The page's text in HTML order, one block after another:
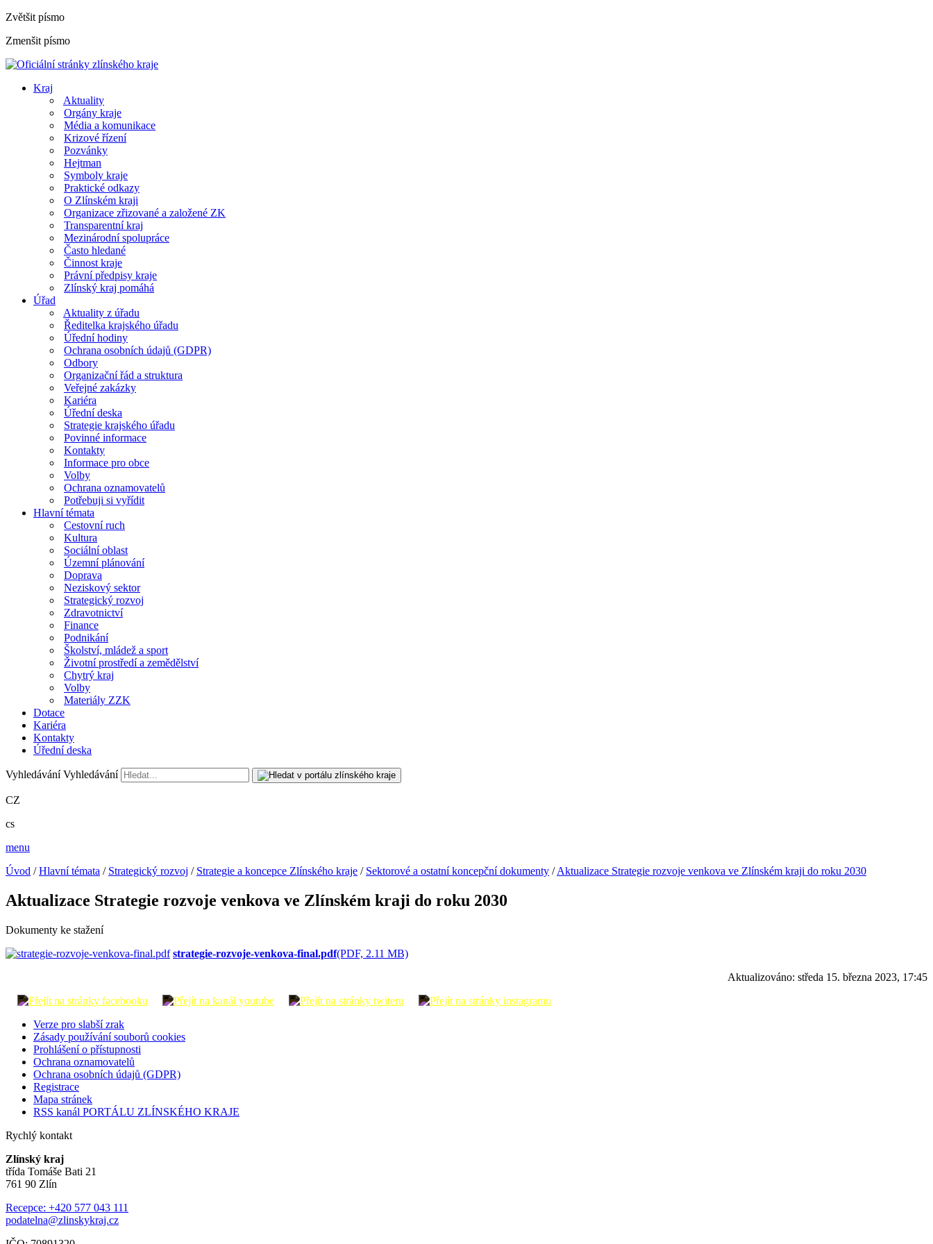
Zvětšit písmo
Zmenšit písmo
Kraj
Aktuality
Orgány kraje
Média a komunikace
Krizové řízení
Pozvánky
Hejtman
Symboly kraje
Praktické odkazy
O Zlínském kraji
Organizace zřizované a založené ZK
Transparentní kraj
Mezinárodní spolupráce
Často hledané
Činnost kraje
Právní předpisy kraje
Zlínský kraj pomáhá
Úřad
Aktuality z úřadu
Ředitelka krajského úřadu
Úřední hodiny
Ochrana osobních údajů (GDPR)
Odbory
Organizační řád a struktura
Veřejné zakázky
Kariéra
Úřední deska
Strategie krajského úřadu
Povinné informace
Kontakty
Informace pro obce
Volby
Ochrana oznamovatelů
Potřebuji si vyřídit
Hlavní témata
Cestovní ruch
Kultura
Sociální oblast
Územní plánování
Doprava
Neziskový sektor
Strategický rozvoj
Zdravotnictví
Finance
Podnikání
Školství, mládež a sport
Životní prostředí a zemědělství
Chytrý kraj
Volby
Materiály ZZK
Dotace
Kariéra
Kontakty
Úřední deska
Vyhledávání Vyhledávání
CZ
cs
menu
Úvod /Hlavní témata / Strategický rozvoj / Strategie a koncepce Zlínského kraje / Sektorové a ostatní koncepční dokumenty /Aktualizace Strategie rozvoje venkova ve Zlínském kraji do roku 2030
Aktualizace Strategie rozvoje venkova ve Zlínském kraji do roku 2030
Dokumenty ke stažení
strategie-rozvoje-venkova-final.pdf(PDF, 2.11 MB)
Aktualizováno: středa 15. března 2023, 17:45
Verze pro slabší zrak
Zásady používání souborů cookies
Prohlášení o přístupnosti
Ochrana oznamovatelů
Ochrana osobních údajů (GDPR)
Registrace
Mapa stránek
RSS kanál PORTÁLU ZLÍNSKÉHO KRAJE
Rychlý kontakt
Zlínský kraj
třída Tomáše Bati 21
761 90 Zlín
Recepce: +420 577 043 111
podatelna@zlinskykraj.cz